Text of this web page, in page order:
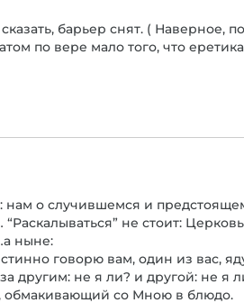
барьер снят. ( Наверное,
по вере мало того, что
о случившемся и
не стоит:
ныне:
говорю вам, один из вас,
другим: не я ли? и другой: не я
обмакивающий со Мною в блюдо.